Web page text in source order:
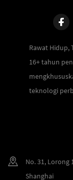
Rawat Hidup,
16+ tahun
teknologi
No. 31, Lorong
Shanghai